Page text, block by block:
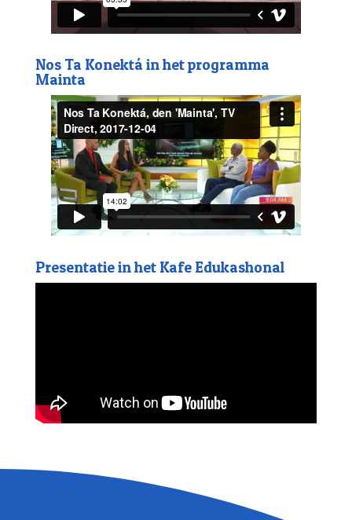
Nos Ta Konektá in het programma
Mainta
Presentatie in het Kafe Edukashonal